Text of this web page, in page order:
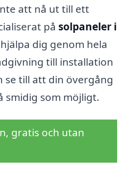
att nå ut till ett
på solpaneler i
dig genom hela
till installation
se till att din övergång
smidig som möjligt.
gratis och utan